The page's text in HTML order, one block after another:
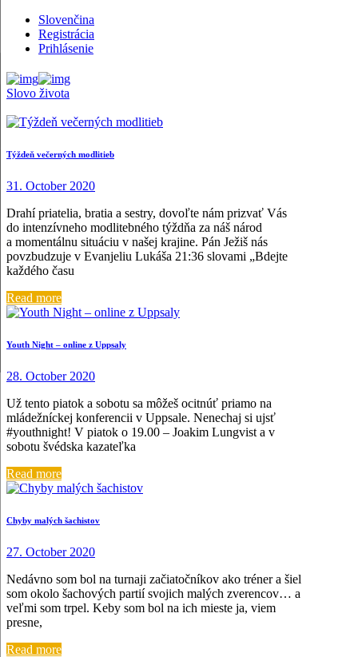
Slovenčina
Registrácia
Prihlásenie
Slovo života
Týždeň večerných modlitieb
31. October 2020
Drahí priatelia, bratia a sestry, dovoľte nám prizvať Vás
do intenzívneho modlitebného týždňa za náš národ
a momentálnu situáciu v našej krajine. Pán Ježiš nás
povzbudzuje v Evanjeliu Lukáša 21:36 slovami „Bdejte
každého času
Read more
Youth Night – online z Uppsaly
28. October 2020
Už tento piatok a sobotu sa môžeš ocitnúť priamo na
mládežníckej konferencii v Uppsale. Nenechaj si ujsť
#youthnight! V piatok o 19.00 – Joakim Lungvist a v
sobotu švédska kazateľka
Read more
Chyby malých šachistov
27. October 2020
Nedávno som bol na turnaji začiatočníkov ako tréner a šiel
som okolo šachových partií svojich malých zverencov… a
veľmi som trpel. Keby som bol na ich mieste ja, viem
presne,
Read more